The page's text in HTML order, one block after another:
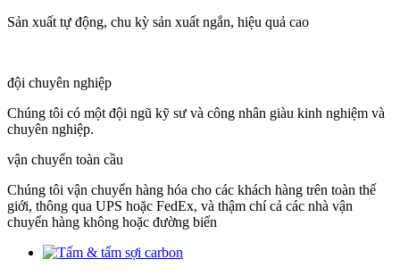
Sản xuất tự động, chu kỳ sản xuất ngắn, hiệu quả cao
đội chuyên nghiệp
Chúng tôi có một đội ngũ kỹ sư và công nhân giàu kinh nghiệm và
chuyên nghiệp.
vận chuyển toàn cầu
Chúng tôi vận chuyển hàng hóa cho các khách hàng trên toàn thế
giới, thông qua UPS hoặc FedEx, và thậm chí cả các nhà vận
chuyển hàng không hoặc đường biển